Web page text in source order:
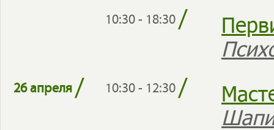
10:30 - 18:30/
26 апреля/ 10:30 - 12:30/